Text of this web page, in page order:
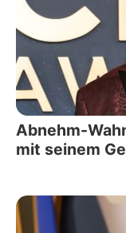
Abnehm-
mit seinem